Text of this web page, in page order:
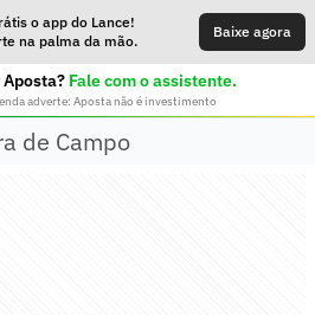
o app do Lance!
na palma da mão.
Baixe agora
Fale com o assistente.
adverte: Aposta não é investimento
de Campo